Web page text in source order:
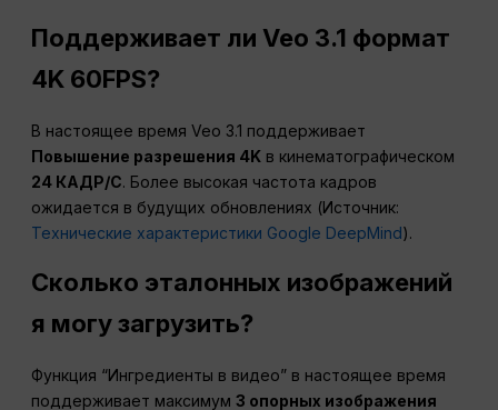
Поддерживает ли Veo 3.1 формат
4K 60FPS?
В настоящее время Veo 3.1 поддерживает
Повышение разрешения 4K в кинематографическом
24 КАДР/С. Более высокая частота кадров
ожидается в будущих обновлениях (Источник:
Технические характеристики Google DeepMind).
Сколько эталонных изображений
я могу загрузить?
Функция “Ингредиенты в видео” в настоящее время
поддерживает максимум3 опорных изображения